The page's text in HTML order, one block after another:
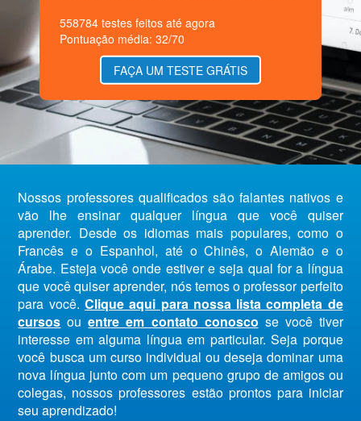
558784 testes feitos até agora
Pontuação média: 32/70
FAÇA UM TESTE GRÁTIS
Nossos professores qualificados são falantes nativos e
vão lhe ensinar qualquer língua que você quiser
aprender. Desde os idiomas mais populares, como o
Francês e o Espanhol, até o Chinês, o Alemão e o
Árabe. Esteja você onde estiver e seja qual for a língua
que você quiser aprender, nós temos o professor perfeito
para você. Clique aqui para nossa lista completa de
cursos ouentre em contato conosco se você tiver
interesse em alguma língua em particular. Seja porque
você busca um curso individual ou deseja dominar uma
nova língua junto com um pequeno grupo de amigos ou
colegas, nossos professores estão prontos para iniciar
seu aprendizado!